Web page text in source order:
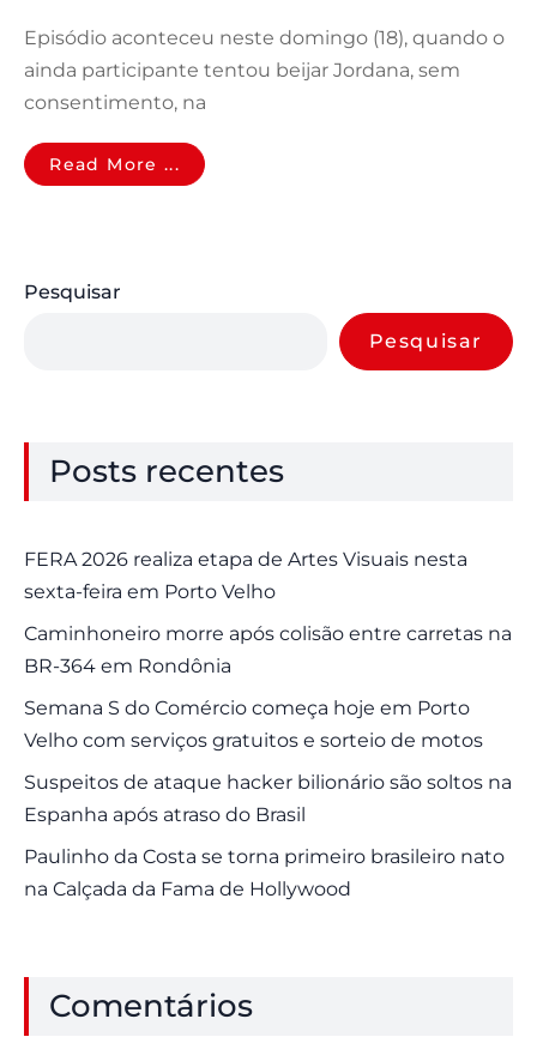
Episódio aconteceu neste domingo (18), quando o
ainda participante tentou beijar Jordana, sem
consentimento, na
Read More ...
Pesquisar
Pesquisar
Posts recentes
FERA 2026 realiza etapa de Artes Visuais nesta
sexta-feira em Porto Velho
Caminhoneiro morre após colisão entre carretas na
BR-364 em Rondônia
Semana S do Comércio começa hoje em Porto
Velho com serviços gratuitos e sorteio de motos
Suspeitos de ataque hacker bilionário são soltos na
Espanha após atraso do Brasil
Paulinho da Costa se torna primeiro brasileiro nato
na Calçada da Fama de Hollywood
Comentários